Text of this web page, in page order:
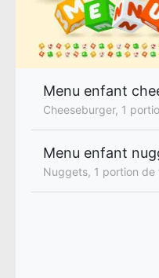
Menu enfant
Cheeseburger, 1
Menu enfant
Nuggets, 1 portion de